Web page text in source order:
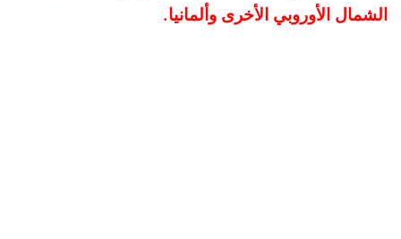
الشمال الأوروبي الأخرى وألمانيا.